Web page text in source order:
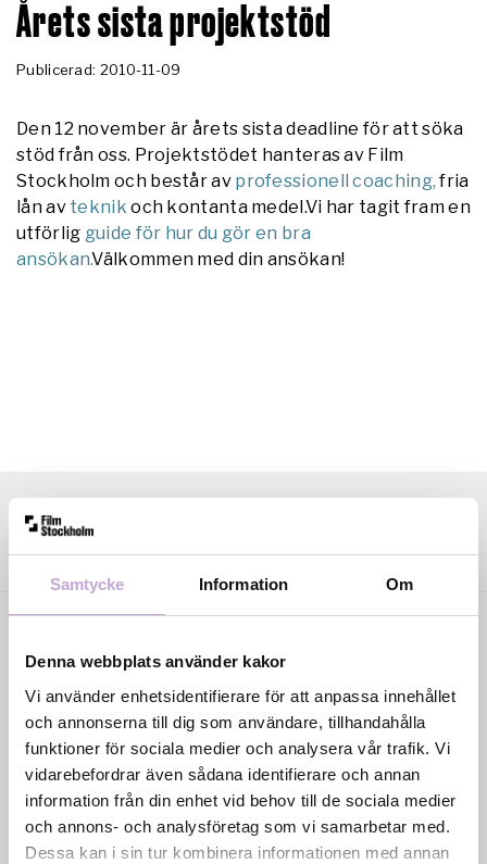
Samtycke Information Om
Denna webbplats använder kakor
Vi använder enhetsidentifierare för att anpassa innehållet
och annonserna till dig som användare, tillhandahålla
funktioner för sociala medier och analysera vår trafik. Vi
vidarebefordrar även sådana identifierare och annan
information från din enhet vid behov till de sociala medier
och annons- och analysföretag som vi samarbetar med.
Dessa kan i sin tur kombinera informationen med annan
Årets sista projektstöd
Publicerad: 2010-11-09
Den 12 november är årets sista deadline för att söka
stöd från oss. Projektstödet hanteras av Film
Stockholm och består av professionell coaching,fria
lån av teknik och kontanta medel.Vi har tagit fram en
utförlig guide för hur du gör en bra
ansökan.Välkommen med din ansökan!
Film Stockholm AB är en regional filmfond med
uppdrag att skapa förutsättningar för film- och tv-
produktion i huvudstadsregionen genom
samproduktion, filmkommissionär verksamhet och